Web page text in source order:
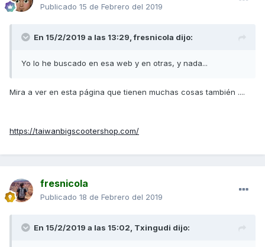
Publicado 15 de Febrero del 2019
En 15/2/2019 a las 13:29,fresnicola dijo:
Yo lo he buscado en esa web y en otras, y nada...
Mira a ver en esta página que tienen muchas cosas también ....
https://taiwanbigscootershop.com/
fresnicola
Publicado 18 de Febrero del 2019
En 15/2/2019 a las 15:02, Txingudi dijo: